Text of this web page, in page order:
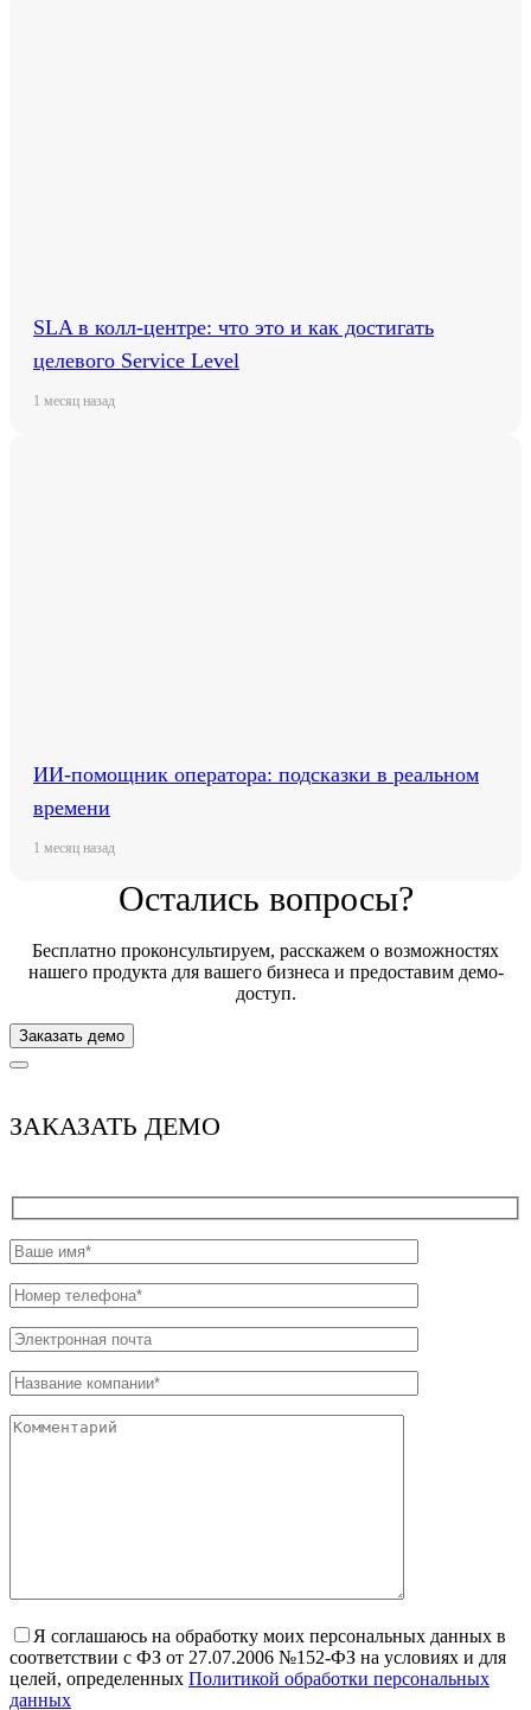
SLA в колл-центре: что это и как достигать
целевого Service Level
1 месяц назад
ИИ-помощник оператора: подсказки в реальном
времени
1 месяц назад
Остались вопросы?
Бесплатно проконсультируем, расскажем о возможностях
нашего продукта для вашего бизнеса и предоставим демо-
доступ.
Заказать демо
ЗАКАЗАТЬ ДЕМО
Я соглашаюсь на обработку моих персональных данных в
соответствии с ФЗ от 27.07.2006 №152-ФЗ на условиях и для
целей, определенных Политикой обработки персональных
данных